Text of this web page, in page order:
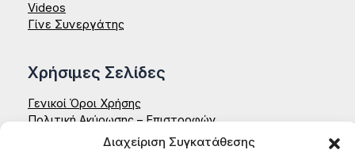
Διαχείριση Συγκατάθεσης
Videos
Γίνε Συνεργάτης
Χρήσιμες Σελίδες
Γενικοί Όροι Χρήσης
Πολιτική Ακύρωσης – Επιστροφών
Δήλωση Απορρήτου – Aenaon